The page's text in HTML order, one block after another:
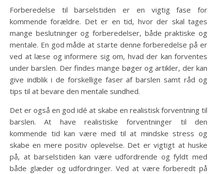
Forberedelse til barselstiden er en vigtig fase for
kommende forældre. Det er en tid, hvor der skal tages
mange beslutninger og forberedelser, både praktiske og
mentale. En god måde at starte denne forberedelse på er
ved at læse og informere sig om, hvad der kan forventes
under barslen. Der findes mange bøger og artikler, der kan
give indblik i de forskellige faser af barslen samt råd og
tips til at bevare den mentale sundhed.
Det er også en god idé at skabe en realistisk forventning til
barslen. At have realistiske forventninger til den
kommende tid kan være med til at mindske stress og
skabe en mere positiv oplevelse. Det er vigtigt at huske
på, at barselstiden kan være udfordrende og fyldt med
både glæder og udfordringer. Ved at være forberedt på